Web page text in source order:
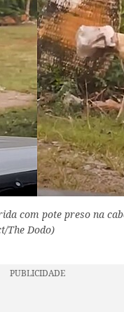
com pote preso na
The Dodo)